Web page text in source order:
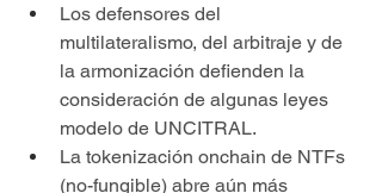
Los defensores del
multilateralismo, del arbitraje y de
la armonización defienden la
consideración de algunas leyes
modelo de UNCITRAL.
La tokenización onchain de NTFs
(no-fungible) abre aún más